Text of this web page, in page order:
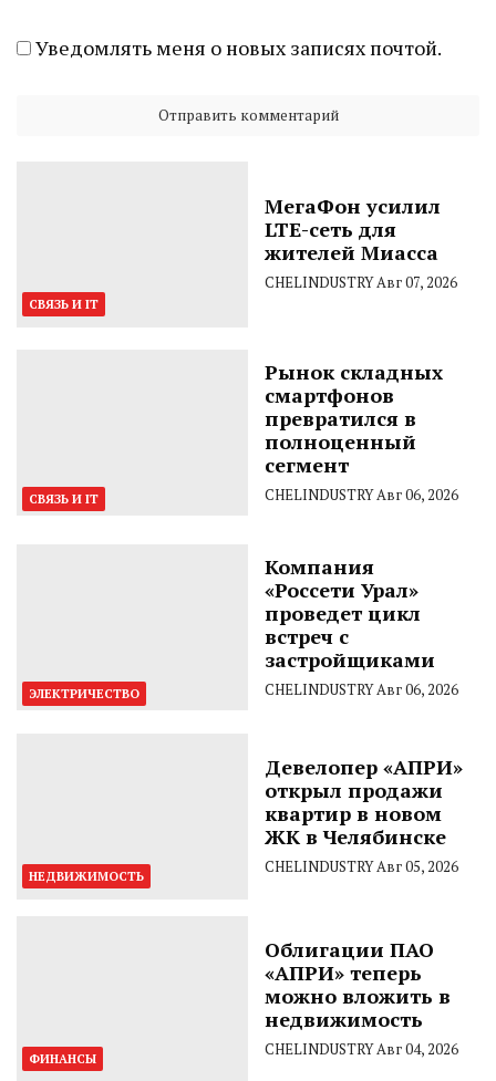
Уведомлять меня о новых записях почтой.
СВЯЗЬ И IT
МегаФон усилил
LTE-сеть для
жителей Миасса
CHELINDUSTRYАвг 07, 2026
СВЯЗЬ И IT
Рынок складных
смартфонов
превратился в
полноценный
сегмент
CHELINDUSTRYАвг 06, 2026
ЭЛЕКТРИЧЕСТВО
Компания
«Россети Урал»
проведет цикл
встреч с
застройщиками
CHELINDUSTRYАвг 06, 2026
НЕДВИЖИМОСТЬ
Девелопер «АПРИ»
открыл продажи
квартир в новом
ЖК в Челябинске
CHELINDUSTRYАвг 05, 2026
ФИНАНСЫ
Облигации ПАО
«АПРИ» теперь
можно вложить в
недвижимость
CHELINDUSTRYАвг 04, 2026